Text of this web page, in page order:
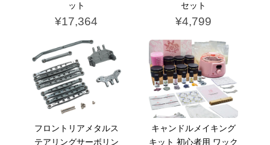
ット
¥17,364
セット
¥4,799
フロントリアメタルス
テアリングサーボリン
キャンドルメイキング
キット 初心者用 ワック